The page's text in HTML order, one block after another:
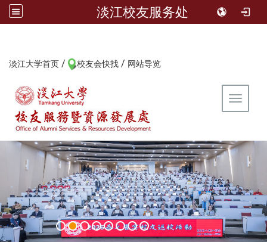
淡江校友服务处
淡江大学首页 / 校友会快找 / 网站导览
Toggle